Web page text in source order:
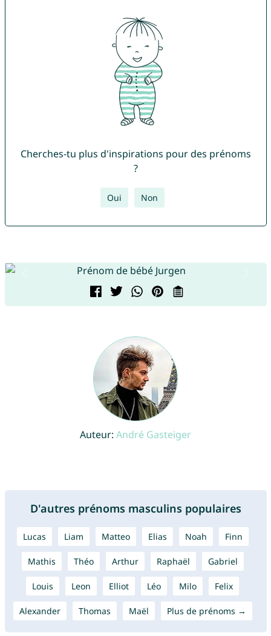
Cherches-tu plus d'inspirations pour des prénoms
?
Oui Non
Auteur: André Gasteiger
D'autres prénoms masculins populaires
Lucas Liam Matteo Elias Noah Finn
Mathis Théo Arthur Raphaël Gabriel
Louis Leon Elliot Léo Milo Felix
Alexander Thomas Maël Plus de prénoms →